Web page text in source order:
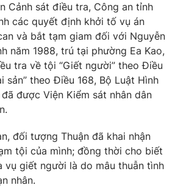
Podcast
Infographic
Shorts video
Cảnh sát điều tra, Công an tỉnh
các quyết định khởi tố vụ án
và bắt tạm giam đối với Nguyễn
năm 1988, trú tại phường Ea Kao,
tra về tội “Giết người” theo Điều
sản” theo Điều 168, Bộ Luật Hình
được Viện Kiểm sát nhân dân
đối tượng Thuận đã khai nhận
tội của mình; đồng thời cho biết
vụ giết người là do mâu thuẫn tình
nhân.